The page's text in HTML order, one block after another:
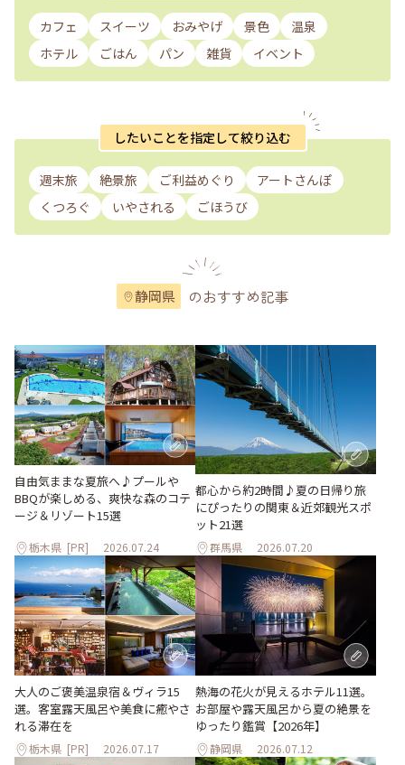
カフェ スイーツ おみやげ 景色
温泉
ホテル
ごはん パン 雑貨 イベント
したいことを指定して絞り込む
週末旅 絶景旅 ご利益めぐり
アートさんぽ
くつろぐ
いやされる ごほうび
静岡県 のおすすめ記事
自由気ままな夏旅へ♪プールや
BBQが楽しめる、爽快な森のコテ
ージ＆リゾート15選
栃木県 [PR] 2026.07.24
都心から約2時間♪夏の日帰り旅
にぴったりの関東＆近郊観光スポ
ット21選
群馬県 2026.07.20
大人のご褒美温泉宿＆ヴィラ15
選。客室露天風呂や美食に癒やさ
れる滞在を
栃木県 [PR] 2026.07.17
熱海の花火が見えるホテル11選。
お部屋や露天風呂から夏の絶景を
ゆったり鑑賞【2026年】
静岡県 2026.07.12